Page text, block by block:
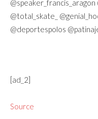
@total_skate_
@deportespolos
[ad_2]
Source